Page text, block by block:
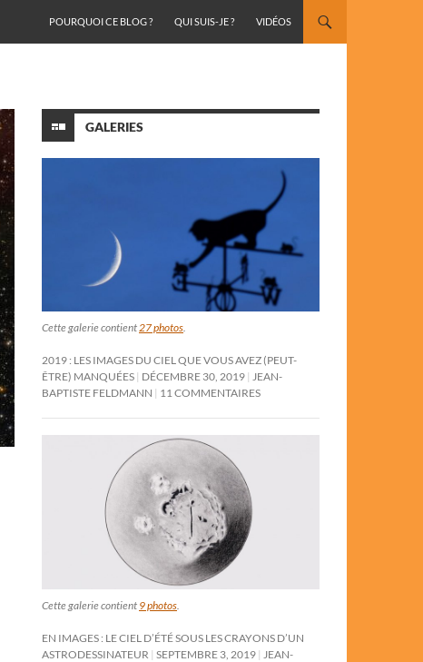
POURQUOI CE BLOG ?
QUI SUIS-JE ? VIDÉOS
GALERIES
Cette galerie contient27 photos.
2019 : LES IMAGES DU CIEL QUE VOUS AVEZ (PEUT-
ÊTRE) MANQUÉES DÉCEMBRE 30, 2019 JEAN-
BAPTISTE FELDMANN
11 COMMENTAIRES
Cette galerie contient 9 photos
EN IMAGES : LE CIEL D’ÉTÉ SOUS LES CRAYONS D’UN
ASTRODESSINATEUR SEPTEMBRE 3, 2019
JEAN-